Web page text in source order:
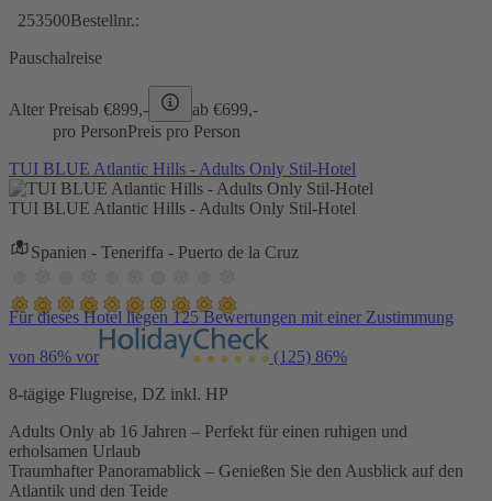
253500Bestellnr.:
Pauschalreise
Alter Preisab €899,- ab €699,-
pro PersonPreis pro Person
TUI BLUE Atlantic Hills - Adults Only Stil-Hotel
TUI BLUE Atlantic Hills - Adults Only Stil-Hotel
Spanien - Teneriffa - Puerto de la Cruz
Für dieses Hotel liegen 125 Bewertungen mit einer Zustimmung
von 86% vor (125) 86%
8-tägige Flugreise, DZ inkl. HP
Adults Only ab 16 Jahren – Perfekt für einen ruhigen und
erholsamen Urlaub
Traumhafter Panoramablick – Genießen Sie den Ausblick auf den
Atlantik und den Teide